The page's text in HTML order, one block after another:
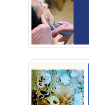
cuatro días
¡Sí,
Empresas,
reunieron
Empezá a
de Morón